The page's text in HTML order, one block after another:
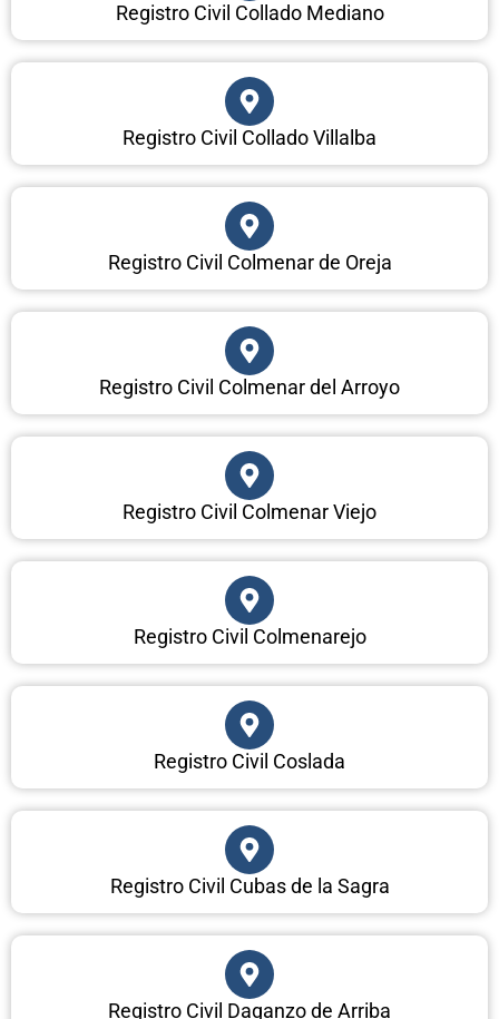
Registro Civil Collado Mediano
Registro Civil Collado Villalba
Registro Civil Colmenar de Oreja
Registro Civil Colmenar del Arroyo
Registro Civil Colmenar Viejo
Registro Civil Colmenarejo
Registro Civil Coslada
Registro Civil Cubas de la Sagra
Registro Civil Daganzo de Arriba